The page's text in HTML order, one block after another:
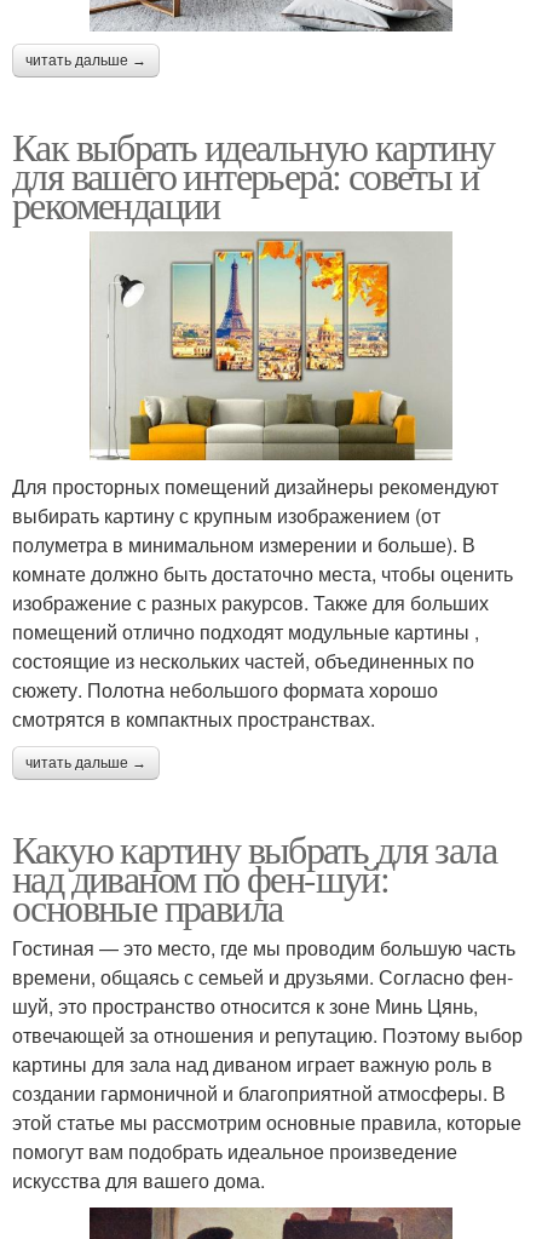
читать дальше →
Как выбрать идеальную картину
для вашего интерьера: советы и
рекомендации
Для просторных помещений дизайнеры рекомендуют
выбирать картину с крупным изображением (от
полуметра в минимальном измерении и больше). В
комнате должно быть достаточно места, чтобы оценить
изображение с разных ракурсов. Также для больших
помещений отлично подходят модульные картины ,
состоящие из нескольких частей, объединенных по
сюжету. Полотна небольшого формата хорошо
смотрятся в компактных пространствах.
читать дальше →
Какую картину выбрать для зала
над диваном по фен-шуй:
основные правила
Гостиная — это место, где мы проводим большую часть
времени, общаясь с семьей и друзьями. Согласно фен-
шуй, это пространство относится к зоне Минь Цянь,
отвечающей за отношения и репутацию. Поэтому выбор
картины для зала над диваном играет важную роль в
создании гармоничной и благоприятной атмосферы. В
этой статье мы рассмотрим основные правила, которые
помогут вам подобрать идеальное произведение
искусства для вашего дома.